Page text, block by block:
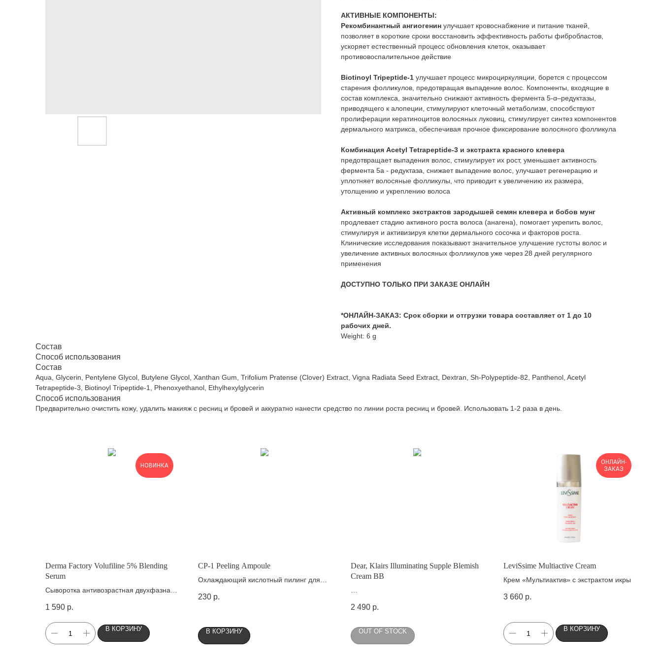
АКТИВНЫЕ КОМПОНЕНТЫ:
Рекомбинантный ангиогенин улучшает кровоснабжение и питание тканей,
позволяет в короткие сроки восстановить эффективность работы фибробластов,
ускоряет естественный процесс обновления клеток, оказывает
противовоспалительное действие
Biotinoyl Tripeptide-1 улучшает процесс микроциркуляции, борется с процессом
старения фолликулов, предотвращая выпадение волос. Компоненты, входящие в
состав комплекса, значительно снижают активность фермента 5-α–редуктазы,
приводящего к алопеции, стимулируют клеточный метаболизм, способствуют
пролиферации кератиноцитов волосяных луковиц, стимулирует синтез компонентов
дермального матрикса, обеспечивая прочное фиксирование волосяного фолликула
Комбинация Acetyl Tetrapeptide-3 и экстракта красного клевера
предотвращает выпадения волос, стимулирует их рост, уменьшает активность
фермента 5а - редуктаза, снижает выпадение волос, улучшает регенерацию и
уплотняет волосяные фолликулы, что приводит к увеличению их размера,
утолщению и укреплению волоса
Активный комплекс экстрактов зародышей семян клевера и бобов мунг
продлевает стадию активного роста волоса (анагена), помогает укрепить волос,
стимулируя и активизируя клетки дермального сосочка и факторов роста.
Клинические исследования показывают значительное улучшение густоты волос и
увеличение активных волосяных фолликулов уже через 28 дней регулярного
применения
ДОСТУПНО ТОЛЬКО ПРИ ЗАКАЗЕ ОНЛАЙН
*ОНЛАЙН-ЗАКАЗ: Срок сборки и отгрузки товара составляет от 1 до 10
рабочих дней.
Weight: 6 g
Состав
Способ использования
Состав
Aqua, Glycerin, Pentylene Glycol, Butylene Glycol, Xanthan Gum, Trifolium Pratense (Clover) Extract, Vigna Radiata Seed Extract, Dextran, Sh-Polypeptide-82, Panthenol, Acetyl
Tetrapeptide-3, Biotinoyl Tripeptide-1, Phenoxyethanol, Ethylhexylglycerin
Способ использования
Предварительно очистить кожу, удалить макияж с ресниц и бровей и аккуратно нанести средство по линии роста ресниц и бровей. Использовать 1-2 раза в день.
НОВИНКА
Derma Factory Volufiline 5% Blending
Serum
Сыворотка антивозрастная двухфазная
1 590 р.
В КОРЗИНУ
CP-1 Peeling Ampoule
Охлаждающий кислотный пилинг для
230 р.
В КОРЗИНУ
Dear, Klairs Illuminating Supple Blemish
Cream ВВ
2 490 р.
OUT OF STOCK
ОНЛАЙН-
ЗАКАЗ
LeviSsime Multiactive Cream
Крем «Мультиактив» с экстрактом икры
3 660 р.
В КОРЗИНУ